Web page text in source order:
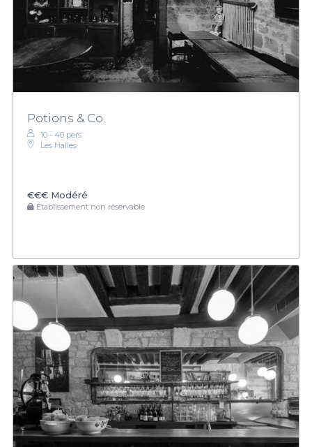
Potions & Co.
10 - 40 pers.
Les Halles
€€€ Modéré
Établissement non réservable